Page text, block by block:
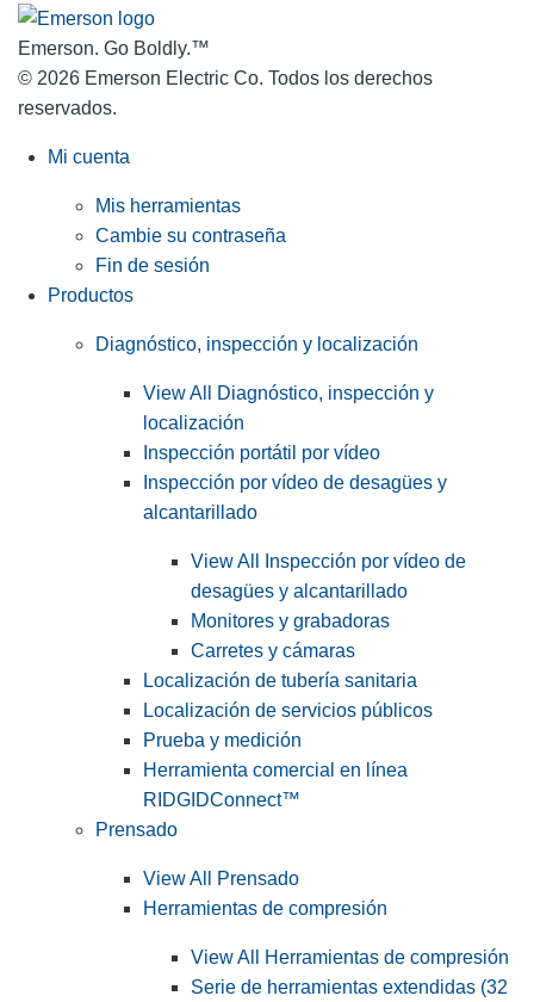
Emerson. Go Boldly.™
© 2026 Emerson Electric Co. Todos los derechos
reservados.
Mi cuenta
Mis herramientas
Cambie su contraseña
Fin de sesión
Productos
Diagnóstico, inspección y localización
View All Diagnóstico, inspección y
localización
Inspección portátil por vídeo
Inspección por vídeo de desagües y
alcantarillado
View All Inspección por vídeo de
desagües y alcantarillado
Monitores y grabadoras
Carretes y cámaras
Localización de tubería sanitaria
Localización de servicios públicos
Prueba y medición
Herramienta comercial en línea
RIDGIDConnect™
Prensado
View All Prensado
Herramientas de compresión
View All Herramientas de compresión
Serie de herramientas extendidas (32